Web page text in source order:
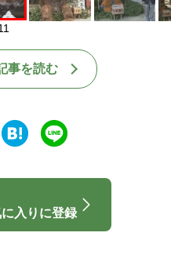
事を読む
入りに登録